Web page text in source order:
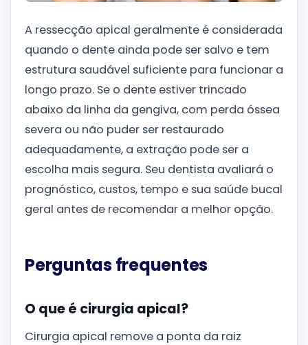
A ressecção apical geralmente é considerada
quando o dente ainda pode ser salvo e tem
estrutura saudável suficiente para funcionar a
longo prazo. Se o dente estiver trincado
abaixo da linha da gengiva, com perda óssea
severa ou não puder ser restaurado
adequadamente, a extração pode ser a
escolha mais segura. Seu dentista avaliará o
prognóstico, custos, tempo e sua saúde bucal
geral antes de recomendar a melhor opção.
Perguntas frequentes
O que é cirurgia apical?
Cirurgia apical remove a ponta da raiz